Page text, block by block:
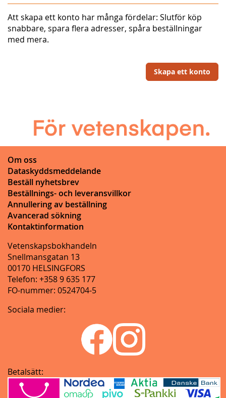
Att skapa ett konto har många fördelar: Slutför köp
snabbare, spara flera adresser, spåra beställningar
med mera.
Skapa ett konto
Om oss
Dataskyddsmeddelande
Beställ nyhetsbrev
Beställnings- och leveransvillkor
Annullering av beställning
Avancerad sökning
Kontaktinformation
Vetenskapsbokhandeln
Snellmansgatan 13
00170 HELSINGFORS
Telefon: +358 9 635 177
FO-nummer: 0524704-5
Sociala medier:
Betalsätt: